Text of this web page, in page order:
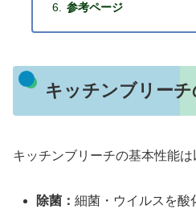
参考ページ
キッチンブリー
キッチンブリーチの基本性能は
除菌：細菌・ウイルスを酸